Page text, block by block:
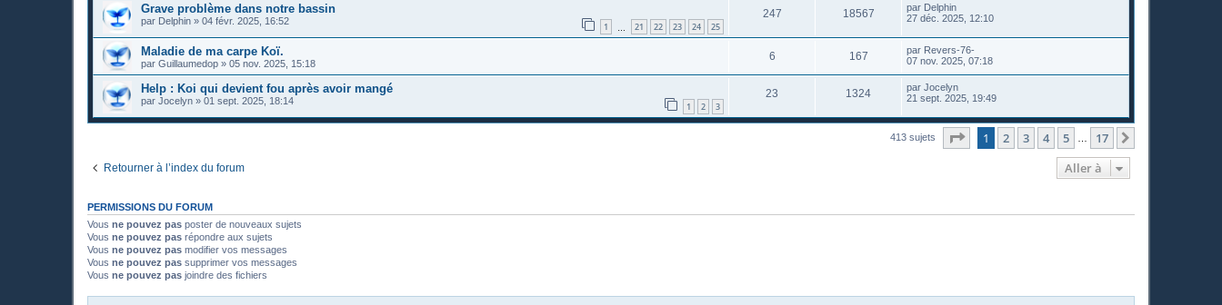
Grave problème dans notre bassin
par Delphin » 04 févr. 2025, 16:52 1 21 22 23 24 25
247 18567 par Delphin
27 déc. 2025, 12:10
Maladie de ma carpe Koï.
par Guillaumedop » 05 nov. 2025, 15:18
6 167 par Revers-76-
07 nov. 2025, 07:18
Help : Koi qui devient fou après avoir mangé
par Jocelyn » 01 sept. 2025, 18:14 1 2 3
23 1324 par Jocelyn
21 sept. 2025, 19:49
413 sujets Page sur17
1 2 3 4 5 17
Retourner à l’index du forum Aller à
PERMISSIONS DU FORUM
Vous ne pouvez pas poster de nouveaux sujets
Vous ne pouvez pas répondre aux sujets
Vous ne pouvez pas modifier vos messages
Vous ne pouvez pas supprimer vos messages
Vous ne pouvez pas joindre des fichiers